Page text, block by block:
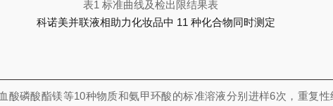
表1 标准曲线及检出限结果表
酸磷酸酯镁等10种物质和氨甲环酸的标准溶液分别进样6次，重复